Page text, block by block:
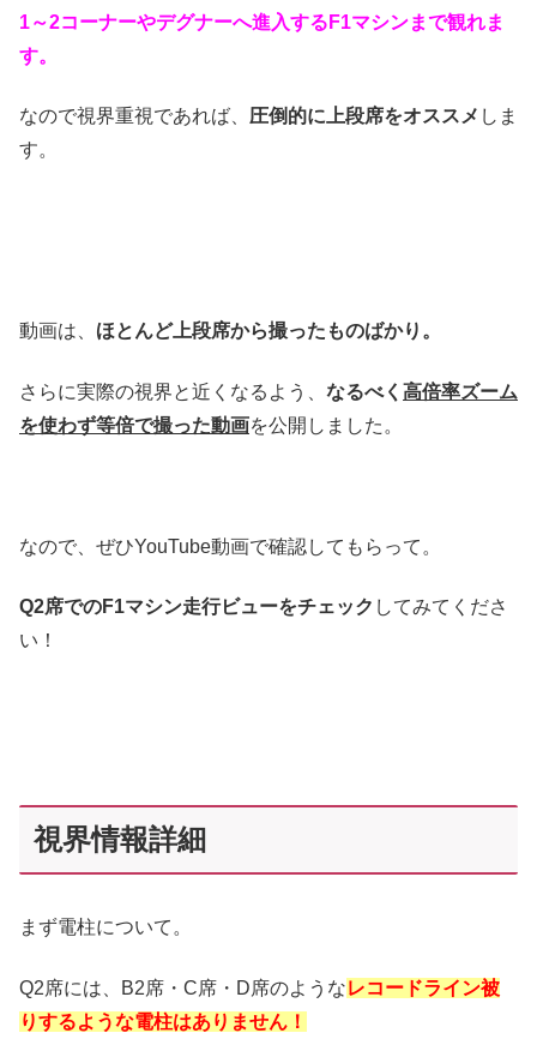
1～2コーナーやデグナーへ進入するF1マシンまで観れま
す。
なので視界重視であれば、 圧倒的に上段席をオススメ しま
す。
動画は、 ほとんど上段席から撮ったものばかり。
さらに実際の視界と近くなるよう、 なるべく 高倍率ズーム
を使わず等倍で撮った動画を公開しました。
なので、ぜひYouTube動画で確認してもらって。
Q2席でのF1マシン走行ビューをチェック してみてくださ
い！
視界情報詳細
まず電柱について。
Q2席には、B2席・C席・D席のようなレコードライン被
りするような電柱はありません！